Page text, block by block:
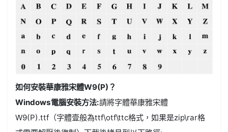
如何安裝華康雅宋體W9(P)？
Windows電腦安裝方法:請將字體華康雅宋體
W9(P).ttf（字體壹般為ttf\otf\ttc格式，如果是zip\rar格